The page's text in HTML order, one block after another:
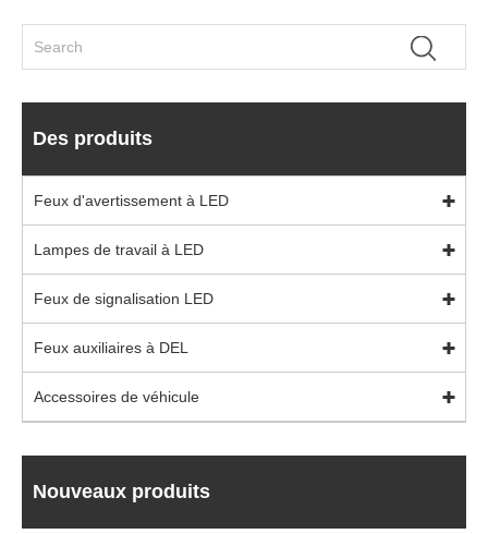
Des produits
Feux d'avertissement à LED
Lampes de travail à LED
Feux de signalisation LED
Feux auxiliaires à DEL
Accessoires de véhicule
Nouveaux produits